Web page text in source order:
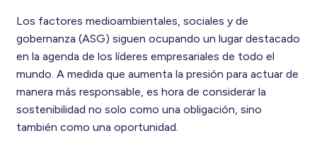
Los factores medioambientales, sociales y de
gobernanza (ASG) siguen ocupando un lugar destacado
en la agenda de los líderes empresariales de todo el
mundo. A medida que aumenta la presión para actuar de
manera más responsable, es hora de considerar la
sostenibilidad no solo como una obligación, sino
también como una oportunidad.